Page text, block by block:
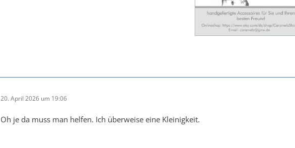
20. April 2026 um 19:06
Oh je da muss man helfen. Ich überweise eine Kleinigkeit.